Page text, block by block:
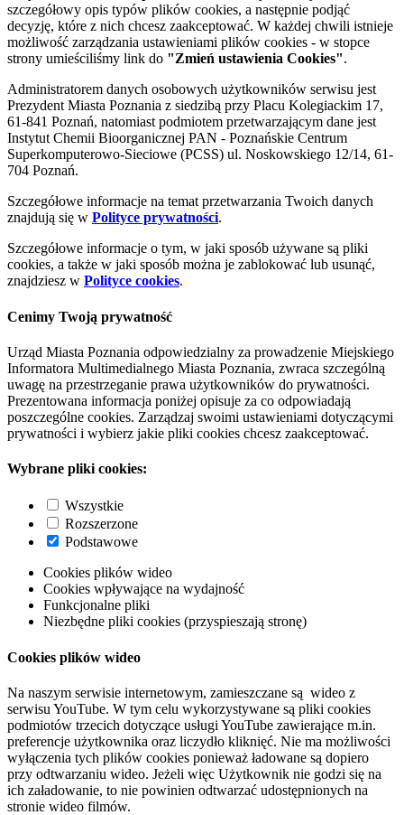
szczegółowy opis typów plików cookies, a następnie podjąć
decyzję, które z nich chcesz zaakceptować. W każdej chwili istnieje
możliwość zarządzania ustawieniami plików cookies - w stopce
strony umieściliśmy link do "Zmień ustawienia Cookies".
Administratorem danych osobowych użytkowników serwisu jest
Prezydent Miasta Poznania z siedzibą przy Placu Kolegiackim 17,
61-841 Poznań, natomiast podmiotem przetwarzającym dane jest
Instytut Chemii Bioorganicznej PAN - Poznańskie Centrum
Superkomputerowo-Sieciowe (PCSS) ul. Noskowskiego 12/14, 61-
704 Poznań.
Szczegółowe informacje na temat przetwarzania Twoich danych
znajdują się w Polityce prywatności.
Szczegółowe informacje o tym, w jaki sposób używane są pliki
cookies, a także w jaki sposób można je zablokować lub usunąć,
znajdziesz w Polityce cookies.
Cenimy Twoją prywatność
Urząd Miasta Poznania odpowiedzialny za prowadzenie Miejskiego
Informatora Multimedialnego Miasta Poznania, zwraca szczególną
uwagę na przestrzeganie prawa użytkowników do prywatności.
Prezentowana informacja poniżej opisuje za co odpowiadają
poszczególne cookies. Zarządzaj swoimi ustawieniami dotyczącymi
prywatności i wybierz jakie pliki cookies chcesz zaakceptować.
Wybrane pliki cookies:
Wszystkie
Rozszerzone
Podstawowe
Cookies plików wideo
Cookies wpływające na wydajność
Funkcjonalne pliki
Niezbędne pliki cookies (przyspieszają stronę)
Cookies plików wideo
Na naszym serwisie internetowym, zamieszczane są wideo z
serwisu YouTube. W tym celu wykorzystywane są pliki cookies
podmiotów trzecich dotyczące usługi YouTube zawierające m.in.
preferencje użytkownika oraz liczydło kliknięć. Nie ma możliwości
wyłączenia tych plików cookies ponieważ ładowane są dopiero
przy odtwarzaniu wideo. Jeżeli więc Użytkownik nie godzi się na
ich załadowanie, to nie powinien odtwarzać udostępnionych na
stronie wideo filmów.